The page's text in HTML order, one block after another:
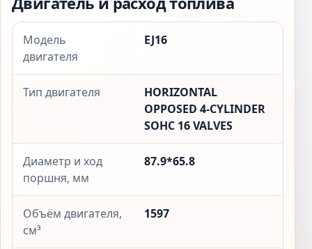
Модель
двигателя
EJ16
Тип двигателя
HORIZONTAL
OPPOSED 4-CYLINDER
SOHC 16 VALVES
Диаметр и ход
поршня, мм
87.9*65.8
Объём двигателя,
см³
1597